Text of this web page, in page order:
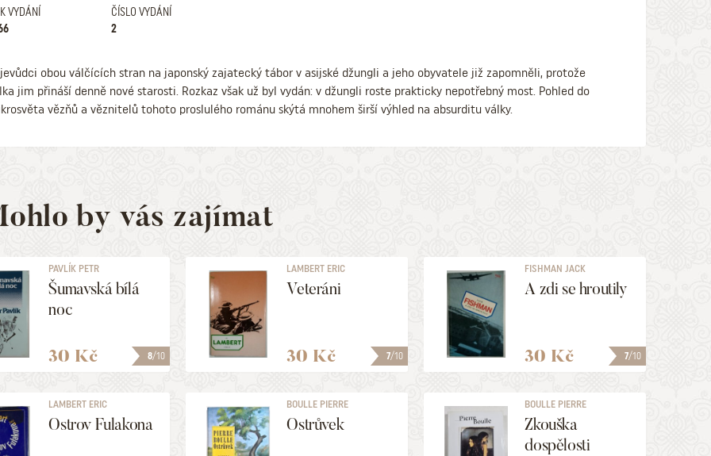
VYDÁNÍ
ČÍSLO VYDÁNÍ
2
obou válčících stran na japonský zajatecký tábor v asijské džungli a jeho obyvatele již zapomněli, protože
jim přináší denně nové starosti. Rozkaz však už byl vydán: v džungli roste prakticky nepotřebný most. Pohled do
vězňů a věznitelů tohoto proslulého románu skýtá mnohem širší výhled na absurditu války.
by vás zajímat
8/10
PAVLÍK PETR
Šumavská bílá
noc
30 Kč 7/10
LAMBERT ERIC
Veteráni
30 Kč 7/10
FISHMAN JACK
A zdi se hroutily
30 Kč
LAMBERT ERIC
Ostrov Fulakona
BOULLE PIERRE
Ostrůvek
BOULLE PIERRE
Zkouška
dospělosti